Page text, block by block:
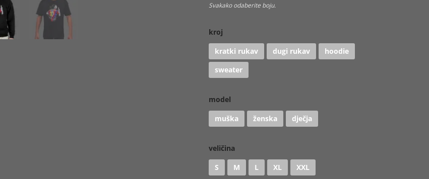
Svakako odaberite boju.
kroj
kratki rukav
dugi rukav
hoodie
sweater
model
muška
ženska dječja
veličina
S
M L XL XXL